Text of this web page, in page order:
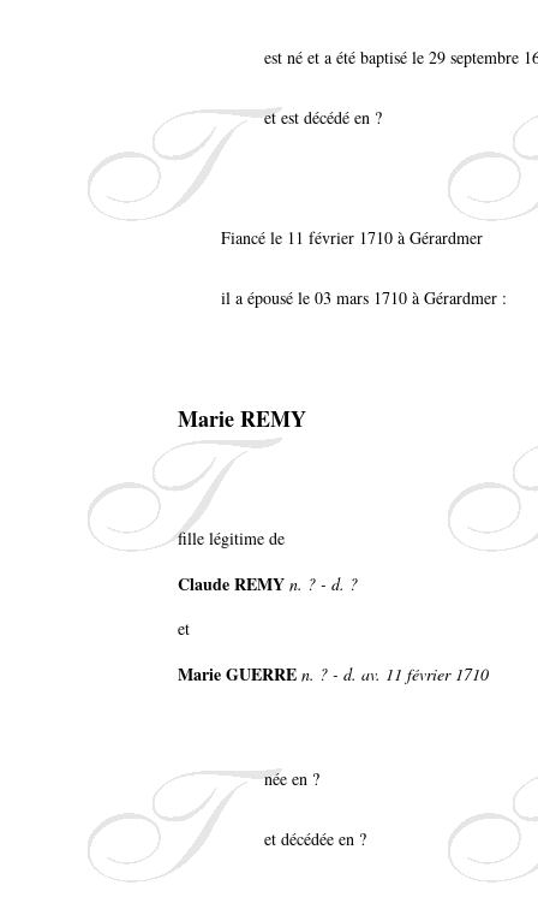
est né et a été baptisé le 29 septembre
et est décédé en ?
Fiancé le 11 février 1710 à Gérardmer
il a épousé le 03 mars 1710 à Gérardmer :
Marie REMY
fille légitime de
Claude REMY n. ? - d. ?
et
Marie GUERRE n. ? - d. av. 11 février 1710
née en ?
et décédée en ?